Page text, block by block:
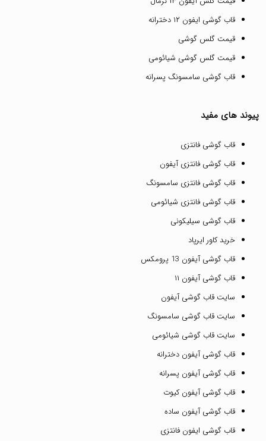
قاب گوشی ایفون ۱۲ دخترانه
قیمت گلس گوشی
قیمت گلس گوشی شیائومی
قاب گوشی سامسونگ پسرانه
پیوند های مفید
قاب گوشی فانتزی
قاب گوشی فانتزی آیفون
قاب گوشی فانتزی سامسونگ
قاب گوشی فانتزی شیائومی
قاب گوشی سیلیکونی
خرید کاور ایرپاد
قاب گوشی آیفون 13 پرومکس
قاب گوشی آیفون ۱۱
سایت قاب گوشی آیفون
سایت قاب گوشی سامسونگ
سایت قاب گوشی شیائومی
قاب گوشی آیفون دخترانه
قاب گوشی آیفون پسرانه
قاب گوشی آیفون کیوت
قاب گوشی آیفون ساده
قاب گوشی ایفون فانتزی